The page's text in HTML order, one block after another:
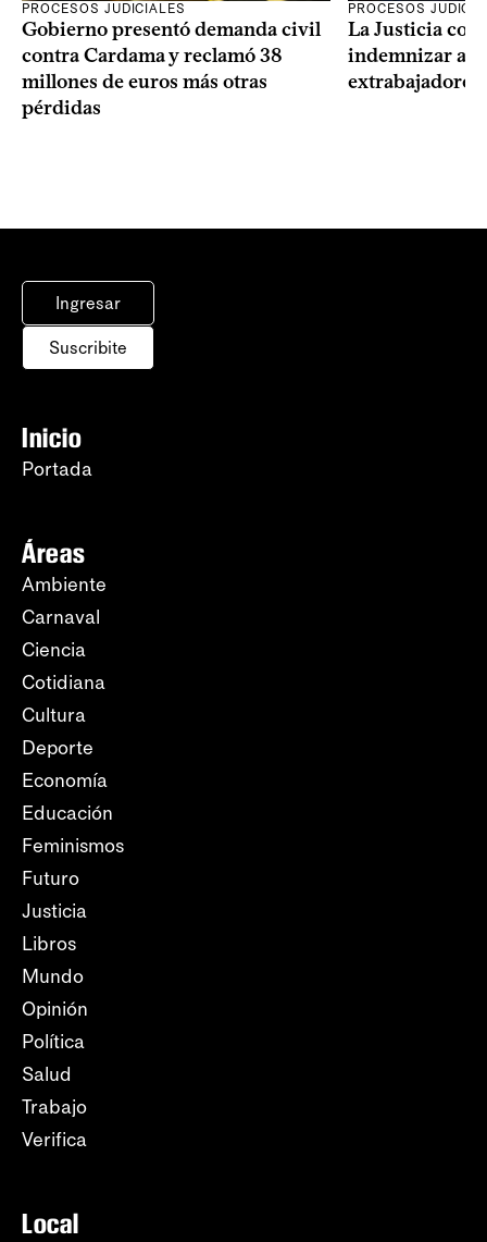
PROCESOS JUDICIALES
Gobierno presentó demanda civil
contra Cardama y reclamó 38
millones de euros más otras
pérdidas
PROCESOS
La Justicia
indemnizar a
extrabajadores
Ingresar
Suscribite
Inicio
Portada
Áreas
Ambiente
Carnaval
Ciencia
Cotidiana
Cultura
Deporte
Economía
Educación
Feminismos
Futuro
Justicia
Libros
Mundo
Opinión
Política
Salud
Trabajo
Verifica
Local